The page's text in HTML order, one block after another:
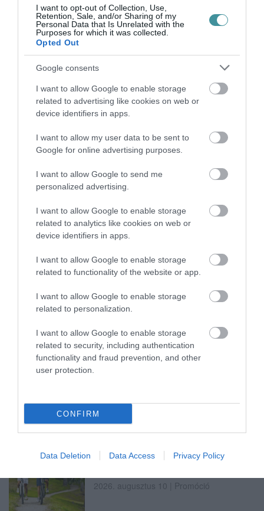
I want to opt-out of Collection, Use,
Retention, Sale, and/or Sharing of my
Personal Data that Is Unrelated with the
Purposes for which it was collected.
Opted Out
Google consents
I want to allow Google to enable storage
related to advertising like cookies on web or
device identifiers in apps.
I want to allow my user data to be sent to
Google for online advertising purposes.
I want to allow Google to send me
personalized advertising.
I want to allow Google to enable storage
related to analytics like cookies on web or
device identifiers in apps.
I want to allow Google to enable storage
related to functionality of the website or app.
I want to allow Google to enable storage
related to personalization.
I want to allow Google to enable storage
related to security, including authentication
functionality and fraud prevention, and other
user protection.
CONFIRM
Data Deletion Data Access Privacy Policy
Ne maradjon le a legfrissebb hírekről, kövessen
bennünket az EGRI ÜGYEK Google Hírek oldalán!
VISSZA A FŐOLDALRA
Legfrissebb híreink
MINDENNAPI ÁTALAKULÁSA
2026. augusztus 10|Promóció
TURIZMUSÁT: ELKÉSZÜLT A V...
2026. augusztus 10|Eger ügye
ÁRAMOT PAKSON
2026. augusztus 10|Mindenki ügye
TALÁLKOZNAK A TISZA AKTIV...
2026. augusztus 10
2026. augusztus 10 Promóció